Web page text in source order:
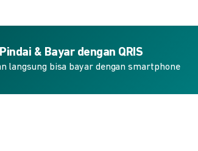
& Bayar dengan QRIS
langsung bisa bayar dengan smartphone